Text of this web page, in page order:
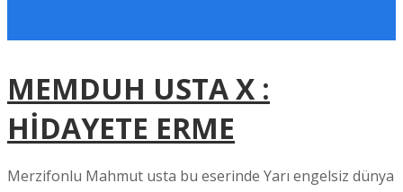
MEMDUH USTA X :
HİDAYETE ERME
Merzifonlu Mahmut usta bu eserinde Yarı engelsiz dünya